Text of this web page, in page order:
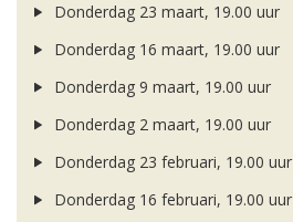
Donderdag 23 maart, 19.00 uur
Donderdag 16 maart, 19.00 uur
Donderdag 9 maart, 19.00 uur
Donderdag 2 maart, 19.00 uur
Donderdag 23 februari, 19.00 uur
Donderdag 16 februari, 19.00 uur